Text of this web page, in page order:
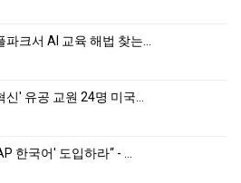
크서 AI 교육 해법 찾는…
' 유공 교원 24명 미국…
한국어' 도입하라“ - …